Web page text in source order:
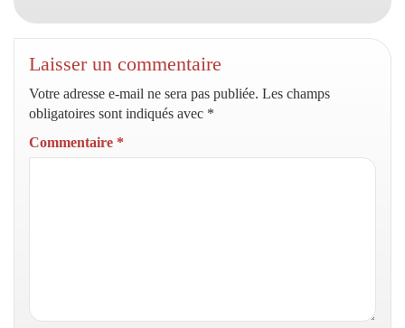
Laisser un commentaire
Votre adresse e-mail ne sera pas publiée. Les champs
obligatoires sont indiqués avec *
Commentaire *